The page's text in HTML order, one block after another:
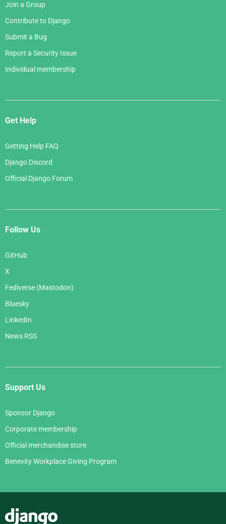
Join a Group
Contribute to Django
Submit a Bug
Report a Security Issue
Individual membership
Get Help
Getting Help FAQ
Django Discord
Official Django Forum
Follow Us
GitHub
X
Fediverse (Mastodon)
Bluesky
LinkedIn
News RSS
Support Us
Sponsor Django
Corporate membership
Official merchandise store
Benevity Workplace Giving Program